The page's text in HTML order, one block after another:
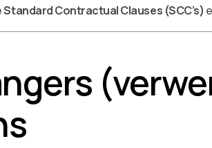
Standard Contractual Clauses (SCC’s)